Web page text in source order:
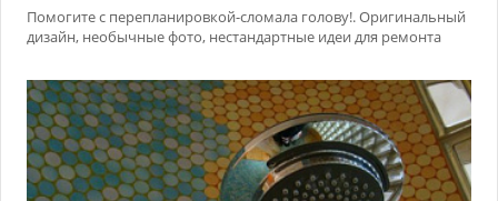
Помогите с перепланировкой-сломала голову!. Оригинальный
дизайн, необычные фото, нестандартные идеи для ремонта